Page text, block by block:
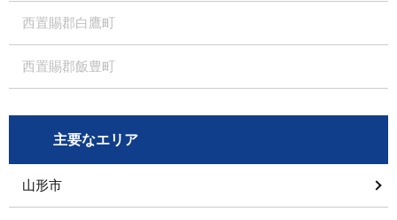
西置賜郡白鷹町
西置賜郡飯豊町
主要なエリア
山形市